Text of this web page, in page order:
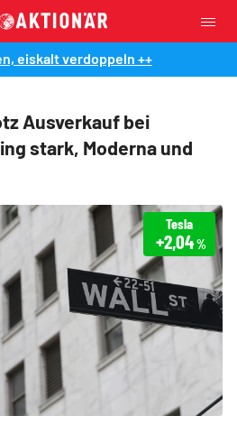
eiskalt verdoppeln ++
Ausverkauf bei
stark, Moderna und
Tesla
+2,04%